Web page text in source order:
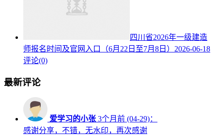
四川省2026年一级建造
师报名时间及官网入口（6月22日至7月8日） 2026-06-18
评论(0)
最新评论
爱学习的小张 3个月前 (04-29)：
感谢分享，不错，无水印，再次感谢